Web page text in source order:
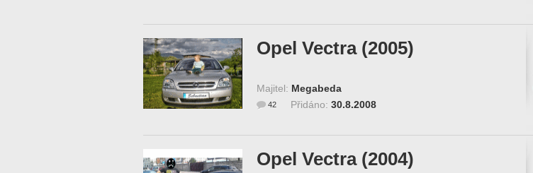
Opel Vectra (2005)
Majitel: Megabeda
Přidáno: 30.8.2008
42
Opel Vectra (2004)